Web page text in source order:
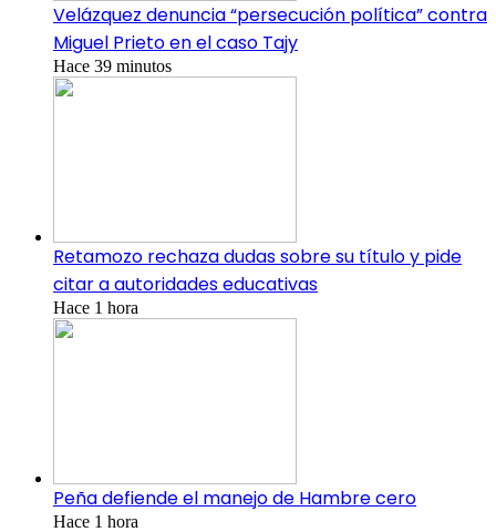
Velázquez denuncia “persecución política” contra
Miguel Prieto en el caso Tajy
Hace 39 minutos
Retamozo rechaza dudas sobre su título y pide
citar a autoridades educativas
Hace 1 hora
Peña defiende el manejo de Hambre cero
Hace 1 hora